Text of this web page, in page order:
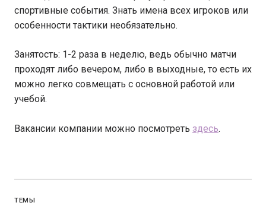
спортивные события. Знать имена всех игроков или
особенности тактики необязательно.
Занятость: 1-2 раза в неделю, ведь обычно матчи
проходят либо вечером, либо в выходные, то есть их
можно легко совмещать с основной работой или
учебой.
Вакансии компании можно посмотреть здесь.
ТЕМЫ